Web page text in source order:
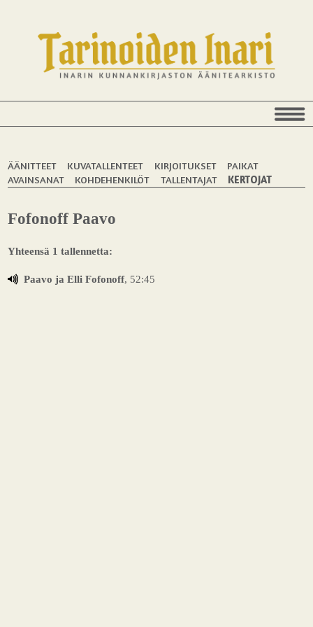
ÄÄNITTEET KUVATALLENTEET KIRJOITUKSET
PAIKAT
AVAINSANAT
KOHDEHENKILÖT TALLENTAJAT KERTOJAT
Fofonoff Paavo
Yhteensä 1 tallennetta:
Paavo ja Elli Fofonoff, 52:45